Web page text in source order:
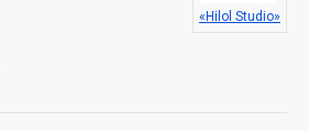
«Hilol Studio»